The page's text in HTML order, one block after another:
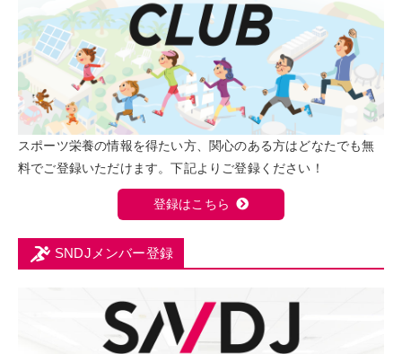
スポーツ栄養の情報を得たい方、関心のある方はどなたでも無
料でご登録いただけます。下記よりご登録ください！
登録はこちら
SNDJメンバー登録